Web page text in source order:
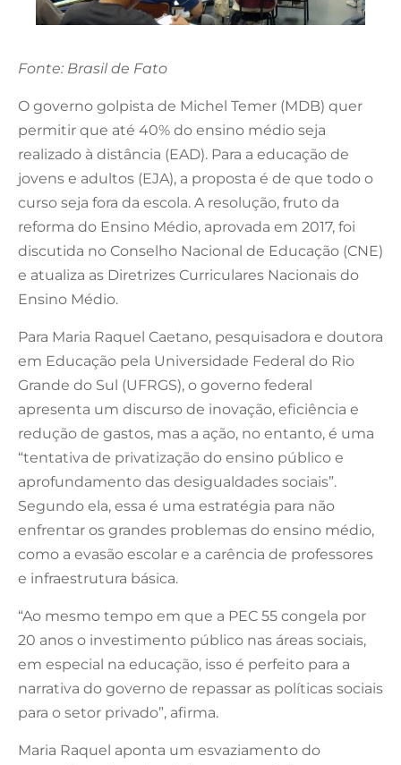
Fonte: Brasil de Fato
O governo golpista de Michel Temer (MDB) quer
permitir que até 40% do ensino médio seja
realizado à distância (EAD). Para a educação de
jovens e adultos (EJA), a proposta é de que todo o
curso seja fora da escola. A resolução, fruto da
reforma do Ensino Médio, aprovada em 2017, foi
discutida no Conselho Nacional de Educação (CNE)
e atualiza as Diretrizes Curriculares Nacionais do
Ensino Médio.
Para Maria Raquel Caetano, pesquisadora e doutora
em Educação pela Universidade Federal do Rio
Grande do Sul (UFRGS), o governo federal
apresenta um discurso de inovação, eficiência e
redução de gastos, mas a ação, no entanto, é uma
“tentativa de privatização do ensino público e
aprofundamento das desigualdades sociais”.
Segundo ela, essa é uma estratégia para não
enfrentar os grandes problemas do ensino médio,
como a evasão escolar e a carência de professores
e infraestrutura básica.
“Ao mesmo tempo em que a PEC 55 congela por
20 anos o investimento público nas áreas sociais,
em especial na educação, isso é perfeito para a
narrativa do governo de repassar as políticas sociais
para o setor privado”, afirma.
Maria Raquel aponta um esvaziamento do